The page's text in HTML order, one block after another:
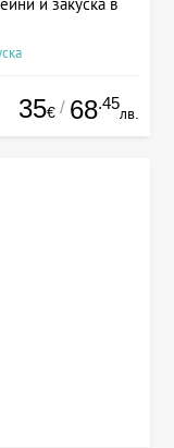
и закуска в
35€ / 68.45
лв.